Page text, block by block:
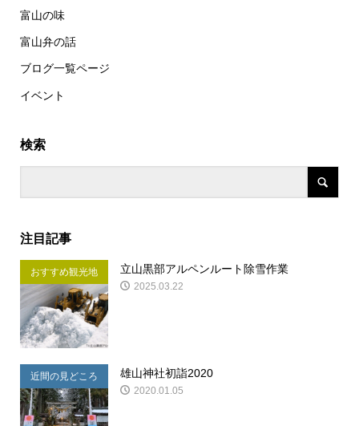
富山の味
富山弁の話
ブログ一覧ページ
イベント
検索
注目記事
おすすめ観光地 立山黒部アルペンルート除雪作業
2025.03.22
近間の見どころ 雄山神社初詣2020
2020.01.05